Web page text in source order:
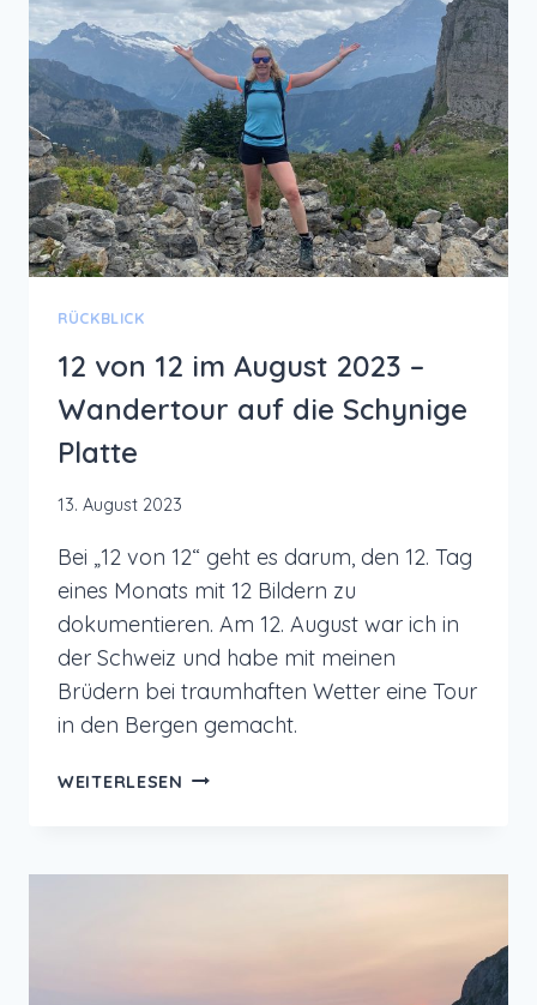
RÜCKBLICK
12 von 12 im August 2023 –
Wandertour auf die Schynige
Platte
13. August 2023
Bei „12 von 12“ geht es darum, den 12. Tag
eines Monats mit 12 Bildern zu
dokumentieren. Am 12. August war ich in
der Schweiz und habe mit meinen
Brüdern bei traumhaften Wetter eine Tour
in den Bergen gemacht.
WEITERLESEN 12